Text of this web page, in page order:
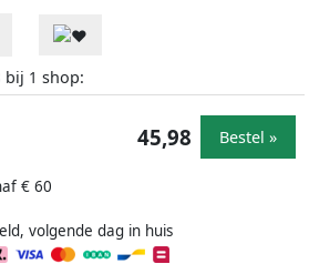
bij 1 shop:
€ 60
volgende dag in huis
45,98 Bestel »